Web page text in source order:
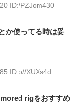
ID:/PZJom430
か使ってる時は妥
ID:o//XUXs4d
rigをおすすめ